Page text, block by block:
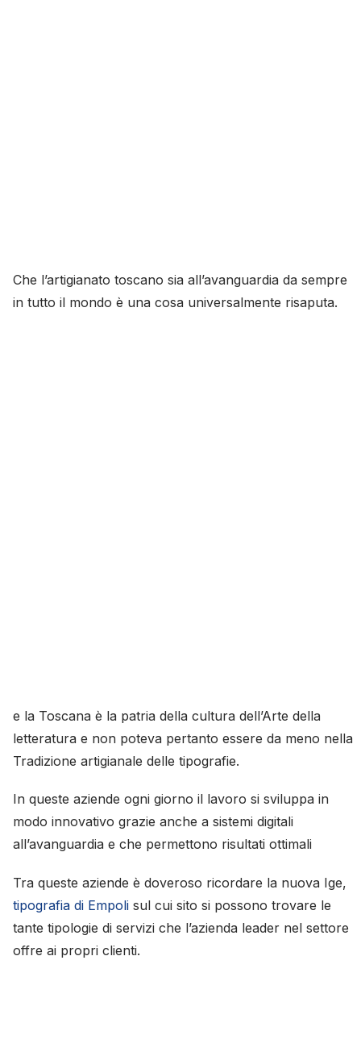
Che l’artigianato toscano sia all’avanguardia da sempre
in tutto il mondo è una cosa universalmente risaputa.
e la Toscana è la patria della cultura dell’Arte della
letteratura e non poteva pertanto essere da meno nella
Tradizione artigianale delle tipografie.
In queste aziende ogni giorno il lavoro si sviluppa in
modo innovativo grazie anche a sistemi digitali
all’avanguardia e che permettono risultati ottimali
Tra queste aziende è doveroso ricordare la nuova Ige,
tipografia di Empoli sul cui sito si possono trovare le
tante tipologie di servizi che l’azienda leader nel settore
offre ai propri clienti.